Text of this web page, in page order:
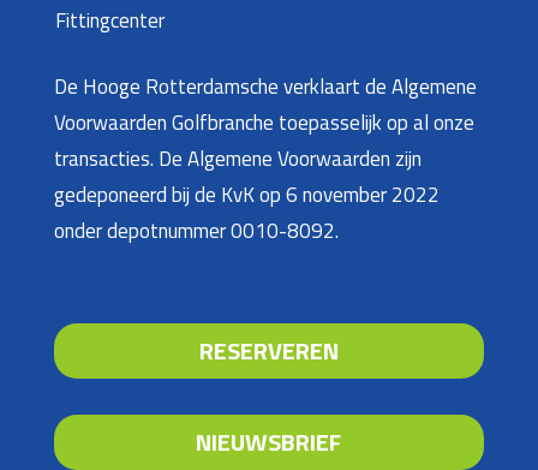
Fittingcenter
De Hooge Rotterdamsche verklaart de Algemene
Voorwaarden Golfbranche toepasselijk op al onze
transacties. De Algemene Voorwaarden zijn
gedeponeerd bij de KvK op 6 november 2022
onder depotnummer 0010-8092.
RESERVEREN
NIEUWSBRIEF